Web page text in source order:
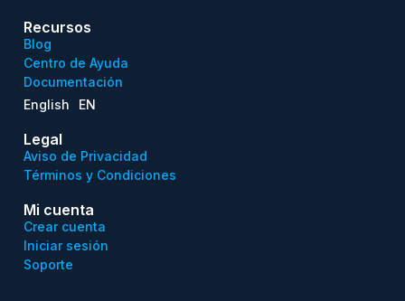
Recursos
Blog
Centro de Ayuda
Documentación
English
EN
Legal
Aviso de Privacidad
Términos y Condiciones
Mi cuenta
Crear cuenta
Iniciar sesión
Soporte